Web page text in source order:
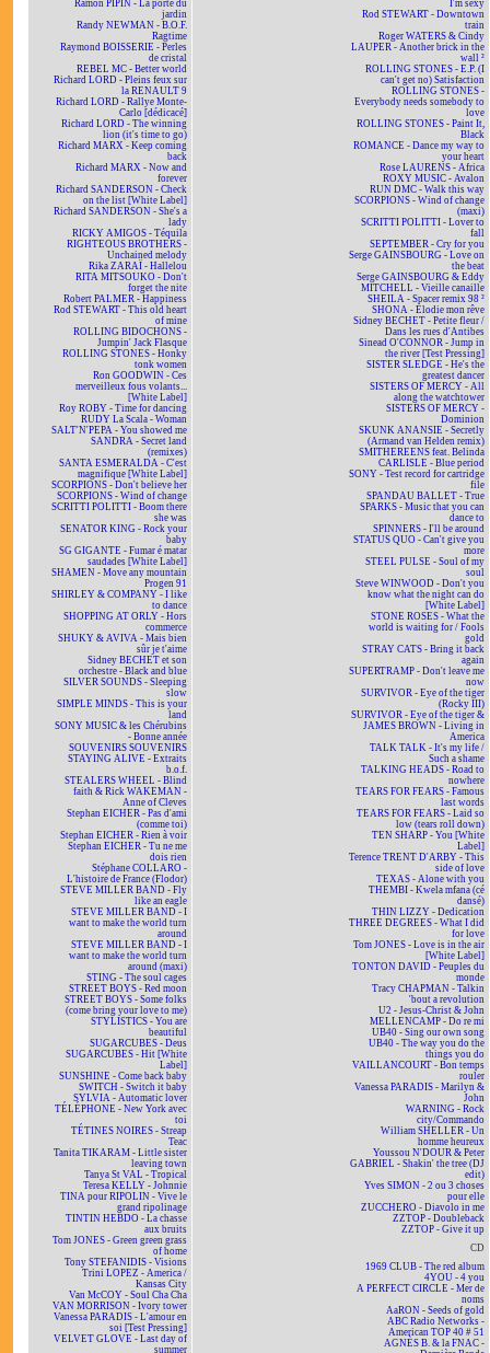
Ramon PIPIN - La porte du
jardin
Randy NEWMAN - B.O.F.
Ragtime
Raymond BOISSERIE - Perles
de cristal
REBEL MC - Better world
Richard LORD - Pleins feux sur
la RENAULT 9
Richard LORD - Rallye Monte-
Carlo [dédicacé]
Richard LORD - The winning
lion (it's time to go)
Richard MARX - Keep coming
back
Richard MARX - Now and
forever
Richard SANDERSON - Check
on the list [White Label]
Richard SANDERSON - She's a
lady
RICKY AMIGOS - Téquila
RIGHTEOUS BROTHERS -
Unchained melody
Rika ZARAÏ - Hallelou
RITA MITSOUKO - Don't
forget the nite
Robert PALMER - Happiness
Rod STEWART - This old heart
of mine
ROLLING BIDOCHONS -
Jumpin' Jack Flasque
ROLLING STONES - Honky
tonk women
Ron GOODWIN - Ces
merveilleux fous volants...
[White Label]
Roy ROBY - Time for dancing
RUDY La Scala - Woman
SALT'N'PEPA - You showed me
SANDRA - Secret land
(remixes)
SANTA ESMERALDA - C'est
magnifique [White Label]
SCORPIONS - Don't believe her
SCORPIONS - Wind of change
SCRITTI POLITTI - Boom there
she was
SENATOR KING - Rock your
baby
SG GIGANTE - Fumar é matar
saudades [White Label]
SHAMEN - Move any mountain
Progen 91
SHIRLEY & COMPANY - I like
to dance
SHOPPING AT ORLY - Hors
commerce
SHUKY & AVIVA - Mais bien
sûr je t'aime
Sidney BECHET et son
orchestre - Black and blue
SILVER SOUNDS - Sleeping
slow
SIMPLE MINDS - This is your
land
SONY MUSIC & les Chérubins
- Bonne année
SOUVENIRS SOUVENIRS
STAYING ALIVE - Extraits
b.o.f.
STEALERS WHEEL - Blind
faith & Rick WAKEMAN -
Anne of Cleves
Stephan EICHER - Pas d'ami
(comme toi)
Stephan EICHER - Rien à voir
Stephan EICHER - Tu ne me
dois rien
Stéphane COLLARO -
L'histoire de France (Flodor)
STEVE MILLER BAND - Fly
like an eagle
STEVE MILLER BAND - I
want to make the world turn
around
STEVE MILLER BAND - I
want to make the world turn
around (maxi)
STING - The soul cages
STREET BOYS - Red moon
STREET BOYS - Some folks
(come bring your love to me)
STYLISTICS - You are
beautiful
SUGARCUBES - Deus
SUGARCUBES - Hit [White
Label]
SUNSHINE - Come back baby
SWITCH - Switch it baby
SYLVIA - Automatic lover
TÉLÉPHONE - New York avec
toi
TÉTINES NOIRES - Streap
Teac
Tanita TIKARAM - Little sister
leaving town
Tanya St VAL - Tropical
Teresa KELLY - Johnnie
TINA pour RIPOLIN - Vive le
grand ripolinage
TINTIN HEBDO - La chasse
aux bruits
Tom JONES - Green green grass
of home
Tony STEFANIDIS - Visions
Trini LOPEZ - America /
Kansas City
Van McCOY - Soul Cha Cha
VAN MORRISON - Ivory tower
Vanessa PARADIS - L'amour en
soi [Test Pressing]
VELVET GLOVE - Last day of
summer
I'm sexy
Rod STEWART - Downtown
train
Roger WATERS & Cindy
LAUPER - Another brick in the
wall ²
ROLLING STONES - E.P. (I
can't get no) Satisfaction
ROLLING STONES -
Everybody needs somebody to
love
ROLLING STONES - Paint It,
Black
ROMANCE - Dance my way to
your heart
Rose LAURENS - Africa
ROXY MUSIC - Avalon
RUN DMC - Walk this way
SCORPIONS - Wind of change
(maxi)
SCRITTI POLITTI - Lover to
fall
SEPTEMBER - Cry for you
Serge GAINSBOURG - Love on
the beat
Serge GAINSBOURG & Eddy
MITCHELL - Vieille canaille
SHEILA - Spacer remix 98 ²
SHONA - Elodie mon rêve
Sidney BECHET - Petite fleur /
Dans les rues d'Antibes
Sinead O'CONNOR - Jump in
the river [Test Pressing]
SISTER SLEDGE - He's the
greatest dancer
SISTERS OF MERCY - All
along the watchtower
SISTERS OF MERCY -
Dominion
SKUNK ANANSIE - Secretly
(Armand van Helden remix)
SMITHEREENS feat. Belinda
CARLISLE - Blue period
SONY - Test record for cartridge
file
SPANDAU BALLET - True
SPARKS - Music that you can
dance to
SPINNERS - I'll be around
STATUS QUO - Can't give you
more
STEEL PULSE - Soul of my
soul
Steve WINWOOD - Don't you
know what the night can do
[White Label]
STONE ROSES - What the
world is waiting for / Fools
gold
STRAY CATS - Bring it back
again
SUPERTRAMP - Don't leave me
now
SURVIVOR - Eye of the tiger
(Rocky III)
SURVIVOR - Eye of the tiger &
JAMES BROWN - Living in
America
TALK TALK - It's my life /
Such a shame
TALKING HEADS - Road to
nowhere
TEARS FOR FEARS - Famous
last words
TEARS FOR FEARS - Laid so
low (tears roll down)
TEN SHARP - You [White
Label]
Terence TRENT D'ARBY - This
side of love
TEXAS - Alone with you
THEMBI - Kwela mfana (cé
dansé)
THIN LIZZY - Dedication
THREE DEGREES - What I did
for love
Tom JONES - Love is in the air
[White Label]
TONTON DAVID - Peuples du
monde
Tracy CHAPMAN - Talkin
'bout a revolution
U2 - Jesus-Christ & John
MELLENCAMP - Do re mi
UB40 - Sing our own song
UB40 - The way you do the
things you do
VAILLANCOURT - Bon temps
rouler
Vanessa PARADIS - Marilyn &
John
WARNING - Rock
city/Commando
William SHELLER - Un
homme heureux
Youssou N'DOUR & Peter
GABRIEL - Shakin' the tree (DJ
edit)
Yves SIMON - 2 ou 3 choses
pour elle
ZUCCHERO - Diavolo in me
ZZTOP - Doubleback
ZZTOP - Give it up
CD
1969 CLUB - The red album
4YOU - 4 you
A PERFECT CIRCLE - Mer de
noms
AaRON - Seeds of gold
ABC Radio Networks -
American TOP 40 # 51
AGNÈS B. & la FNAC -